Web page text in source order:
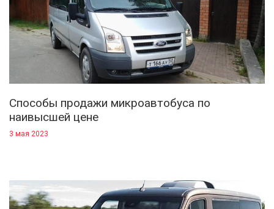
Способы продажи микроавтобуса по
наивысшей цене
3 мая 2023